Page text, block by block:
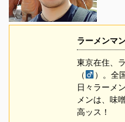
ラーメンマ
東京在住、
（
）。全
日々ラーメ
メンは、味
高ッス！